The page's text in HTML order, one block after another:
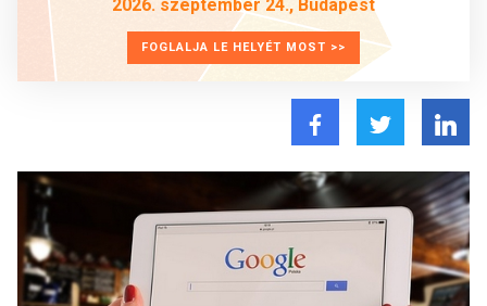
2026. szeptember 24., Budapest
FOGLALJA LE HELYÉT MOST >>